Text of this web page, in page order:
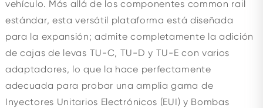
vehículo. Más allá de los componentes common rail
estándar, esta versátil plataforma está diseñada
para la expansión; admite completamente la adición
de cajas de levas TU-C, TU-D y TU-E con varios
adaptadores, lo que la hace perfectamente
adecuada para probar una amplia gama de
Inyectores Unitarios Electrónicos (EUI) y Bombas